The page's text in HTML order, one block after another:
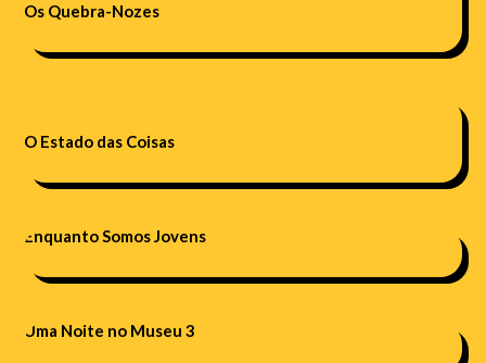
Os Quebra-Nozes
O Estado das Coisas
Enquanto Somos Jovens
Uma Noite no Museu 3